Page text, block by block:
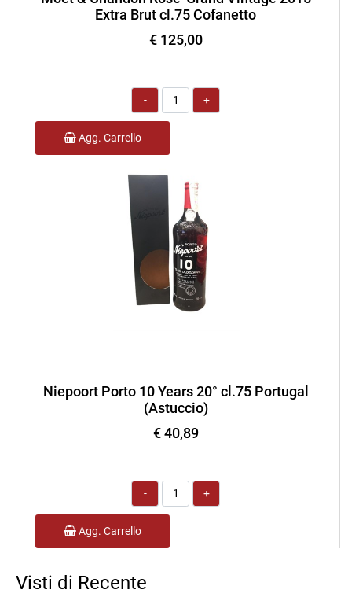
Extra Brut cl.75 Cofanetto
€ 125,00
Quantità
Agg. Carrello
Niepoort Porto 10 Years 20° cl.75 Portugal
(Astuccio)
€ 40,89
Quantità
Agg. Carrello
Visti di Recente